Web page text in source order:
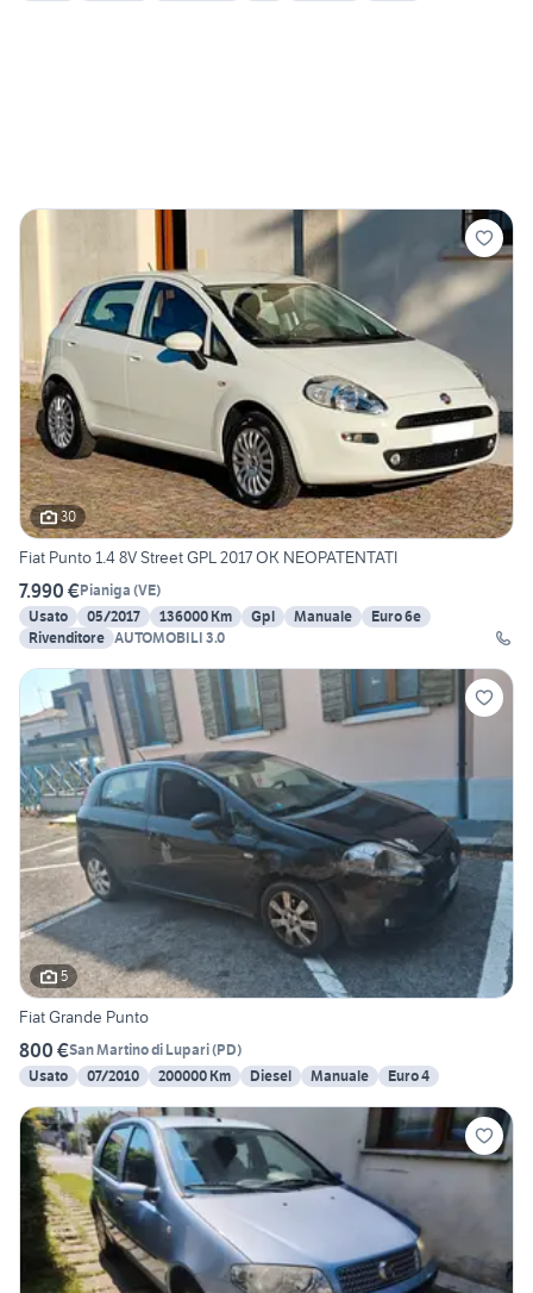
30
Fiat Punto 1.4 8V Street GPL 2017 OK NEOPATENTATI
7.990 €Pianiga (VE)
Usato
05/2017 136000 Km Gpl Manuale
Euro 6e
Rivenditore AUTOMOBILI 3.0
5
Fiat Grande Punto
800 €San Martino di Lupari(PD)
Usato
07/2010 200000 Km Diesel Manuale Euro 4